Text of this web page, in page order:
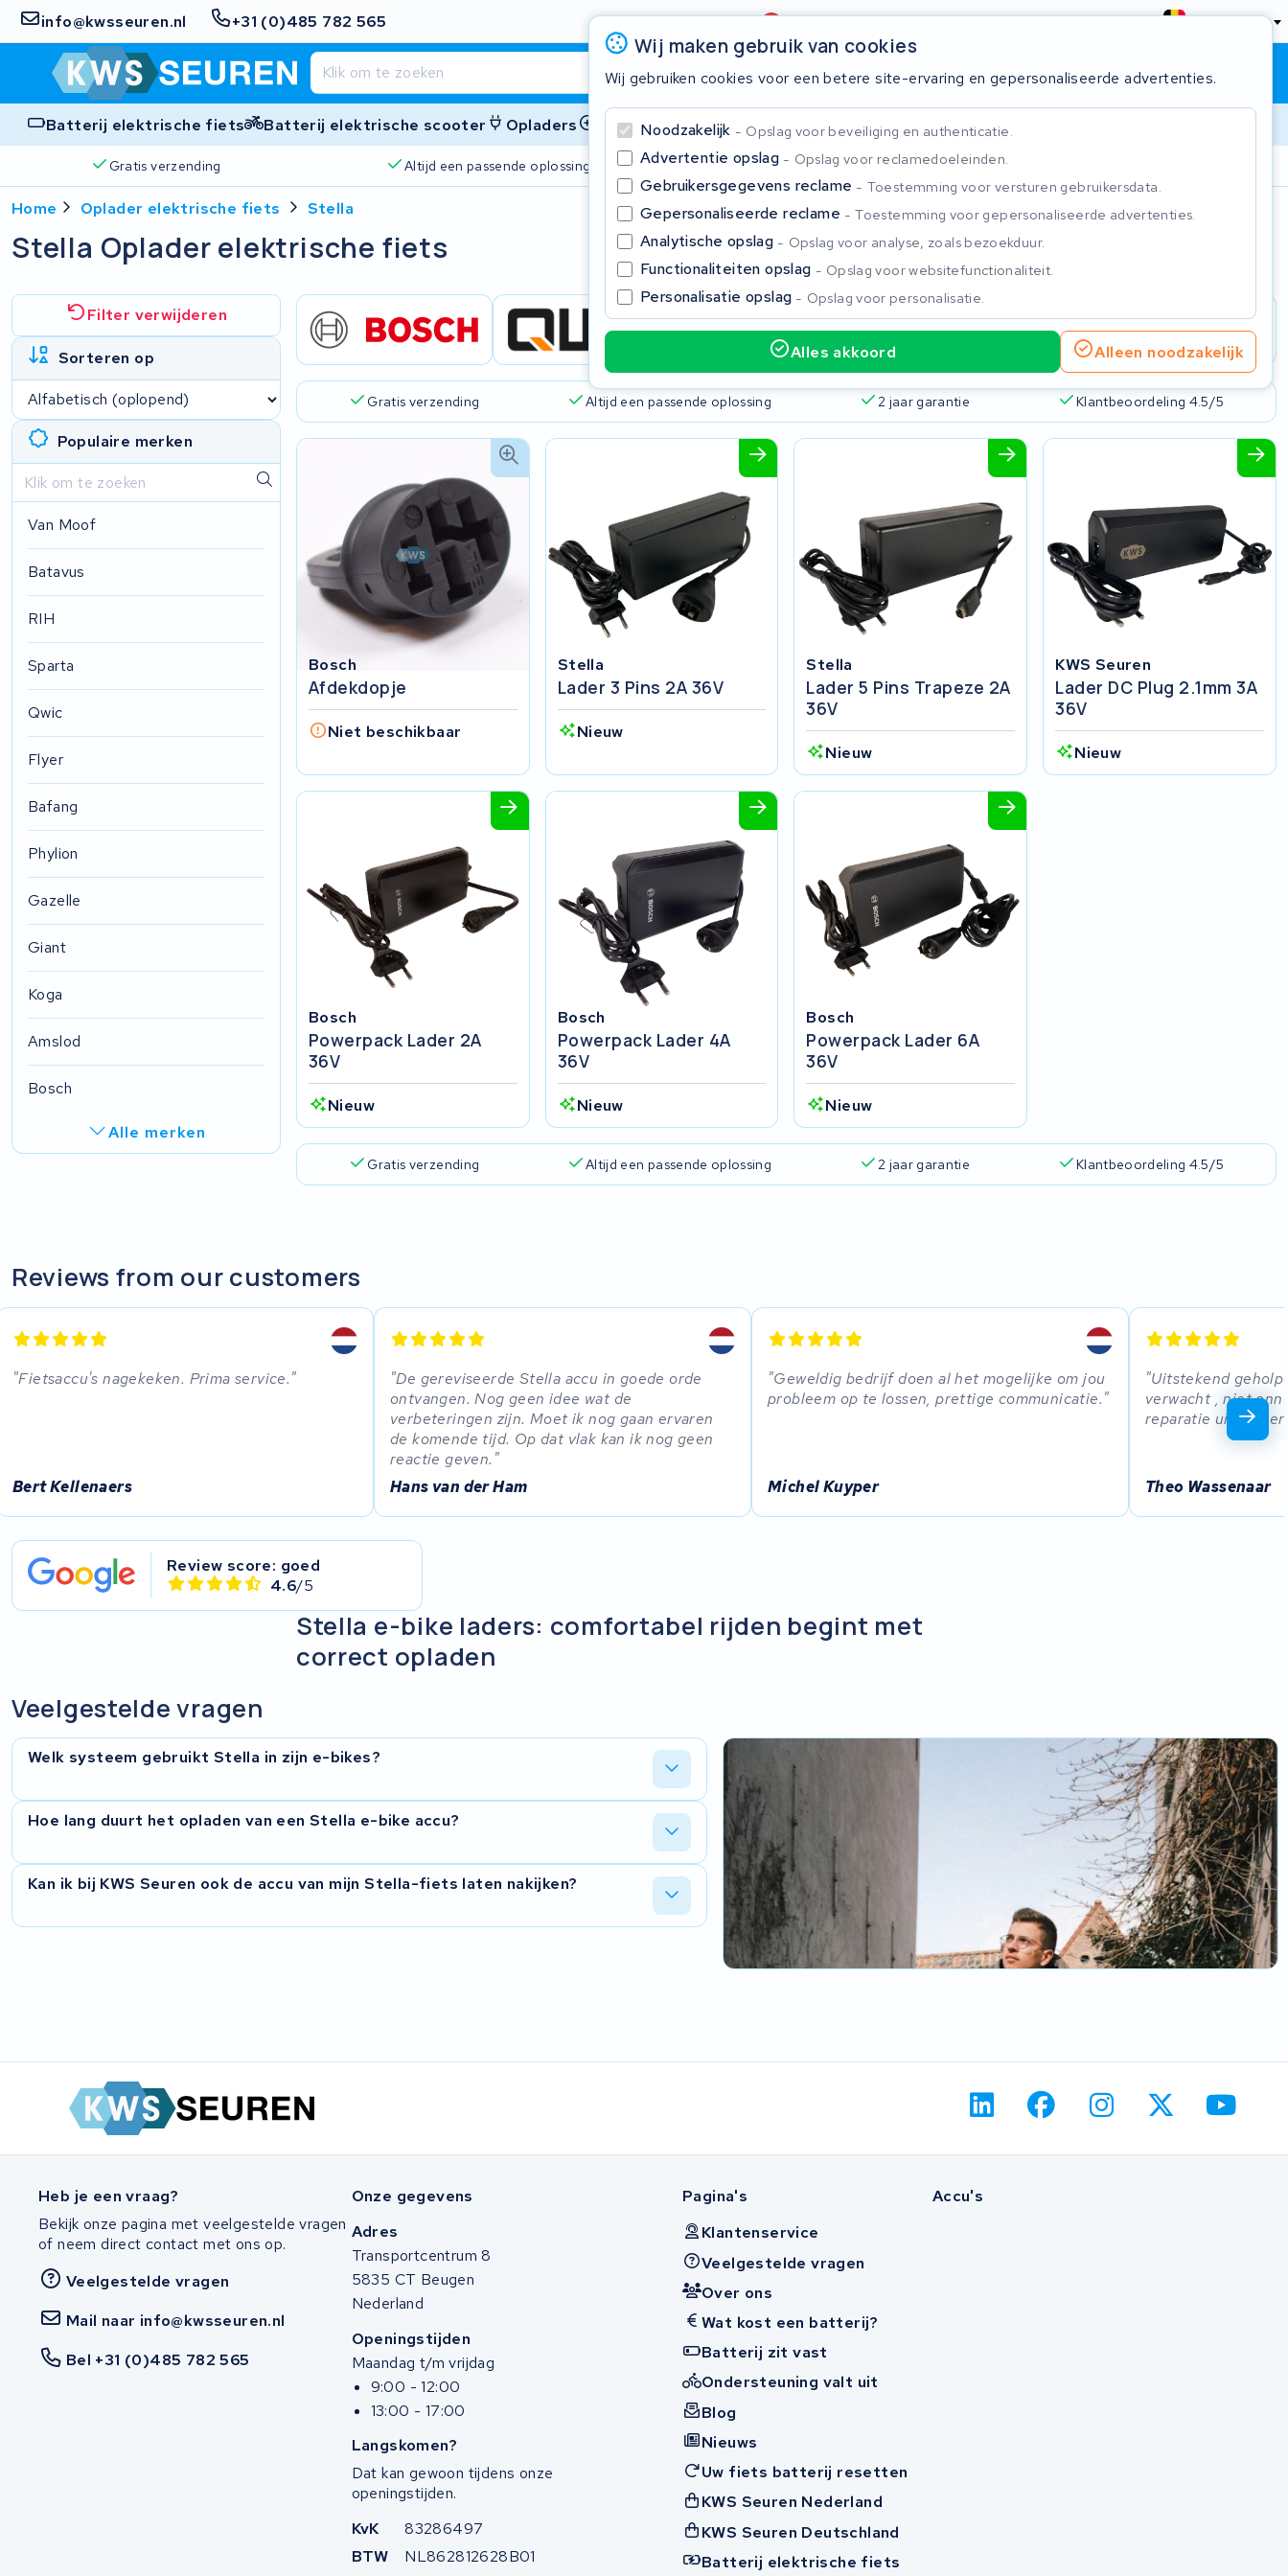
info@kwsseuren.nl +31 (0)485 782 565 Beoordeling4,6/5 België
Winkelwagen Inloggen
Batterij elektrische fiets Batterij elektrische scooter Opladers Accessoires
Gratis verzending Altijd een passende oplossing 2 jaar garantie
Wij maken gebruik van cookies
Wij gebruiken cookies voor een betere site-ervaring en gepersonaliseerde advertenties.
Noodzakelijk Opslag voor beveiliging en authenticatie.
Advertentie opslag Opslag voor reclamedoeleinden.
Gebruikersgegevens reclame Toestemming voor versturen gebruikersdata.
Gepersonaliseerde reclame Toestemming voor gepersonaliseerde advertenties.
Analytische opslag Opslag voor analyse, zoals bezoekduur.
Functionaliteiten opslag Opslag voor websitefunctionaliteit.
Personalisatie opslag Opslag voor personalisatie.
Alles akkoord Alleen noodzakelijk
Home Oplader elektrische fiets Stella
Stella Oplader elektrische fiets
Filter verwijderen
Sorteren op
Populaire merken
Van Moof
Batavus
RIH
Sparta
Qwic
Flyer
Bafang
Phylion
Gazelle
Giant
Koga
Amslod
Bosch
Alle merken
FIT E-Bike System Integration
Multicycle
Riese & Müller
Montego
Sachs
Bikkel
Accel Group
Sinus E-Bikes
Ruff Cycles
Stromer
Gratis verzending Altijd een passende oplossing 2 jaar garantie Klantbeoordeling 4.5/5
Bosch
Afdekdopje
Niet beschikbaar
Stella
Lader 3 Pins 2A 36V
Nieuw
Stella
Lader 5 Pins Trapeze 2A
36V
Nieuw
KWS Seuren
Lader DC Plug 2.1mm 3A
36V
Nieuw
Bosch
Powerpack Lader 2A
36V
Nieuw
Bosch
Powerpack Lader 4A
36V
Nieuw
Bosch
Powerpack Lader 6A
36V
Nieuw
Gratis verzending Altijd een passende oplossing 2 jaar garantie Klantbeoordeling 4.5/5
Reviews from our customers
Fietsaccu's nagekeken. Prima service.
Bert Kellenaers
De gereviseerde Stella accu in goede orde
ontvangen. Nog geen idee wat de
verbeteringen zijn. Moet ik nog gaan ervaren
de komende tijd. Op dat vlak kan ik nog geen
reactie geven.
Hans van der Ham
Geweldig bedrijf doen al het mogelijke om jou
probleem op te lossen, prettige communicatie.
Michel Kuyper
Uitstekend
verwacht , niet
reparatie
Theo Wassenaar
Review score: goed
4.6/5
Stella e-bike laders: comfortabel rijden begint met
correct opladen
Veelgestelde vragen
Welk systeem gebruikt Stella in zijn e-bikes?
Hoe lang duurt het opladen van een Stella e-bike accu?
Kan ik bij KWS Seuren ook de accu van mijn Stella-fiets laten nakijken?
Heb je een vraag?
Bekijk onze pagina met veelgestelde vragen
of neem direct contact met ons op.
Veelgestelde vragen
Mail naar info@kwsseuren.nl
Bel +31 (0)485 782 565
Onze gegevens
Adres
Transportcentrum 8
5835 CT Beugen
Nederland
Openingstijden
Maandag t/m vrijdag
9:00 - 12:00
13:00 - 17:00
Langskomen?
Dat kan gewoon tijdens onze
openingstijden.
KvK
83286497
BTW
NL862812628B01
Pagina's
Klantenservice
Veelgestelde vragen
Over ons
Wat kost een batterij?
Batterij zit vast
Ondersteuning valt uit
Blog
Nieuws
Uw fiets batterij resetten
KWS Seuren Nederland
KWS Seuren Deutschland
Batterij elektrische fiets
Accu's
Sluiten
Begin te typen in de zoekbalk om te zoeken